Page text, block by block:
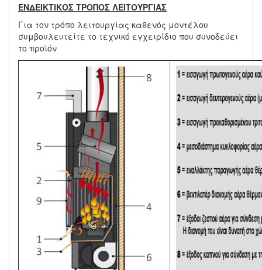
ΕΝΔΕΙΚΤΙΚΟΣ ΤΡΟΠΟΣ ΛΕΙΤΟΥΡΓΙΑΣ
Για τον τρόπο λειτουργίας καθενός μοντέλου
συμβουλευτείτε το τεχνικό εγχειρίδιο που συνοδεύει
το προϊόν